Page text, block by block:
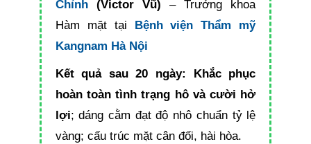
Chỉnh(Victor Vũ) – Trưởng khoa
Hàm mặt tại Bệnh viện Thẩm mỹ
Kangnam Hà Nội
Kết quả sau 20 ngày:
Khắc phục
hoàn toàn tình trạng hô và cười hở
lợi; dáng cằm đạt độ nhô chuẩn tỷ lệ
vàng; cấu trúc mặt cân đối, hài hòa.